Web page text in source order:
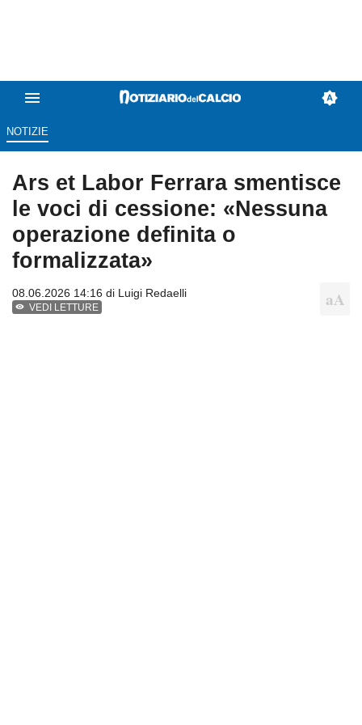
NOTIZIE
Ars et Labor Ferrara smentisce
le voci di cessione: «Nessuna
operazione definita o
formalizzata»
08.06.2026 14:16 di Luigi Redaelli
VEDI LETTURE